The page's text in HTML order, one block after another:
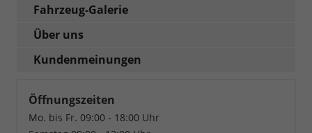
Fahrzeug-Galerie
Über uns
Kundenmeinungen
Öffnungszeiten
Mo. bis Fr. 09:00 - 18:00 Uhr